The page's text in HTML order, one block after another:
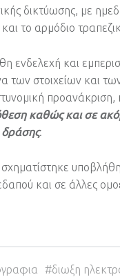
δικτύωσης, με
το αρμόδιο
ενδελεχή και
των στοιχείων και
προανάκριση,
καθώς και σε
δράσης.
και σε άλλες
διωξη